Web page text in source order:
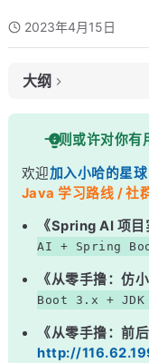
2023年4月15日
大纲
一、前言
二、导出设置
三、导入设置
3.2 第二种方式
四、结语
一则或许对你有
欢迎加入小哈的星球
Java 学习路线 / 社
《Spring AI 项
AI + Spring
《从零手撸：仿
Boot 3.x +
《从零手撸：前
http://